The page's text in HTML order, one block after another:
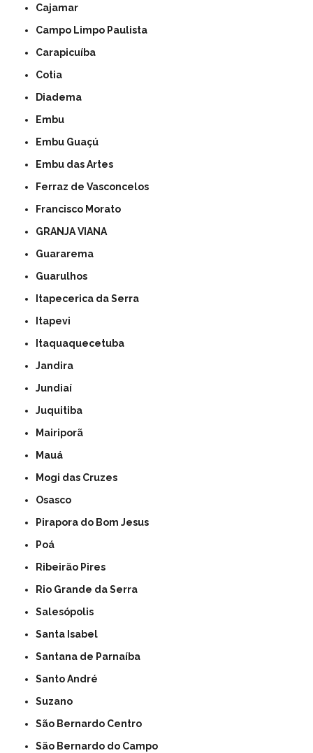
Cajamar
Campo Limpo Paulista
Carapicuíba
Cotia
Diadema
Embu
Embu Guaçú
Embu das Artes
Ferraz de Vasconcelos
Francisco Morato
GRANJA VIANA
Guararema
Guarulhos
Itapecerica da Serra
Itapevi
Itaquaquecetuba
Jandira
Jundiaí
Juquitiba
Mairiporã
Mauá
Mogi das Cruzes
Osasco
Pirapora do Bom Jesus
Poá
Ribeirão Pires
Rio Grande da Serra
Salesópolis
Santa Isabel
Santana de Parnaíba
Santo André
Suzano
São Bernardo Centro
São Bernardo do Campo